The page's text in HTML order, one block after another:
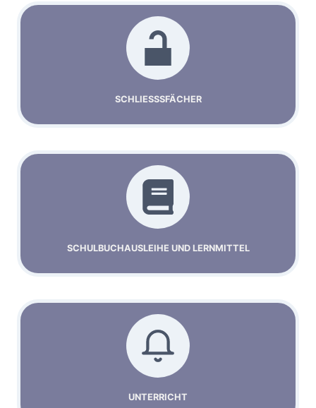
SCHLIESSSFÄCHER
SCHULBUCHAUSLEIHE UND LERNMITTEL
UNTERRICHT